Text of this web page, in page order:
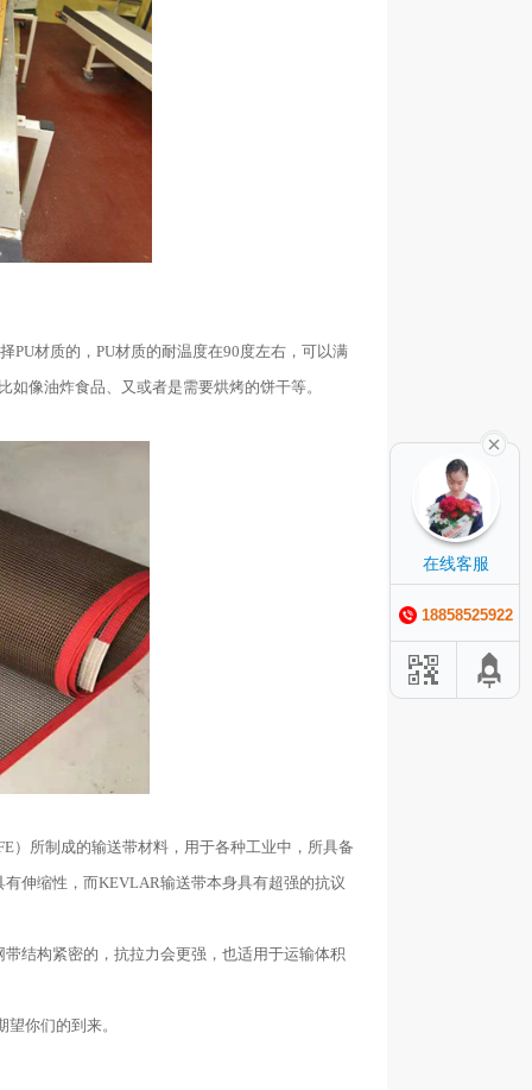
PU材质的，PU材质的耐温度在90度左右，可以满
像油炸食品、又或者是需要烘烤的饼干等。
）所制成的输送带材料，用于各种工业中，所具备
伸缩性，而KEVLAR输送带本身具有超强的抗议
结构紧密的，抗拉力会更强，也适用于运输体积
你们的到来。
在线客服
18858525922